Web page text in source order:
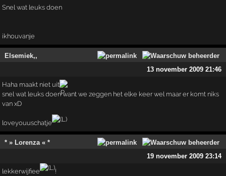
Snel wat leuks doen
ikhouvanje
Elsemiek,,
13 november 2009 21:46
Haha maakt niet uit
snel wat leuks doen want we zeggen het elke keer wel maar er komt niks
van xD
loveyouuschatje
* » Lorenza « *
19 november 2009 23:14
lekkerwijfiee !